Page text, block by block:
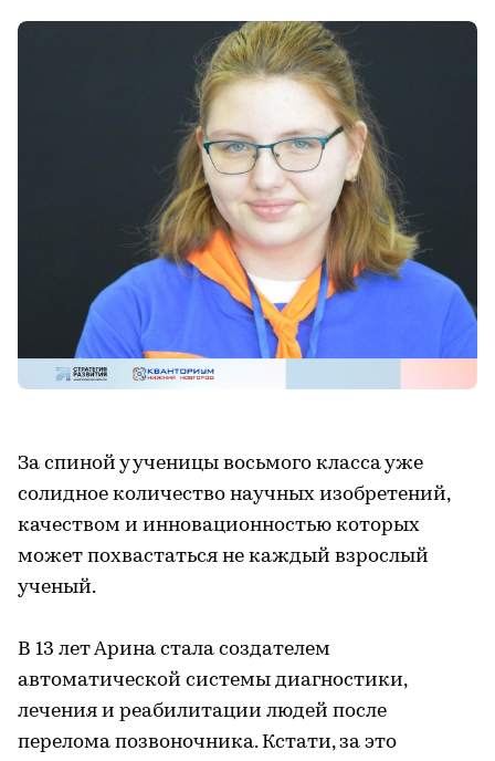
За спиной у ученицы восьмого класса уже
солидное количество научных изобретений,
качеством и инновационностью которых
может похвастаться не каждый взрослый
ученый.
В 13 лет Арина стала создателем
автоматической системы диагностики,
лечения и реабилитации людей после
перелома позвоночника. Кстати, за это